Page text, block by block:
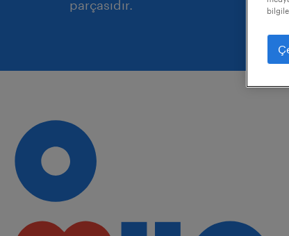
parçasıdır.